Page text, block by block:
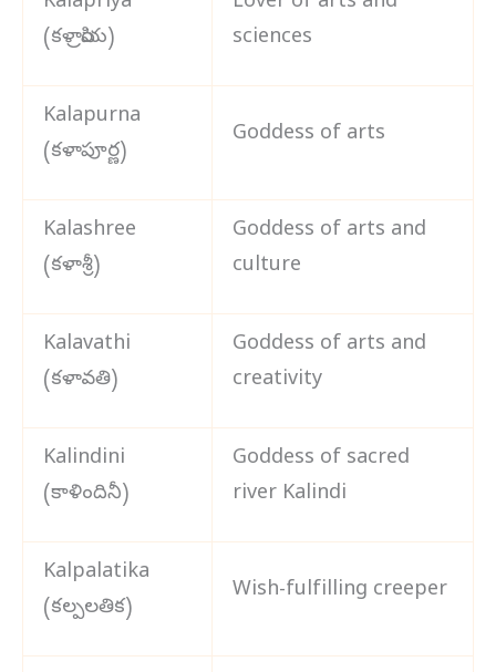
(కళాప్రియ)
sciences
Kalapurna
(కళాపూర్ణ)
Goddess of arts
Kalashree
(కళాశ్రీ)
Goddess of arts and
culture
Kalavathi
(కళావతి)
Goddess of arts and
creativity
Kalindini
(కాళిందినీ)
Goddess of sacred
river Kalindi
Kalpalatika
(కల్పలతిక)
Wish-fulfilling creeper